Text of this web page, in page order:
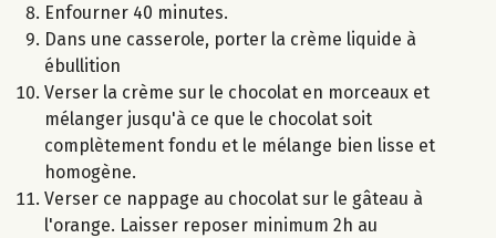
Enfourner 40 minutes.
Dans une casserole, porter la crème liquide à
ébullition
Verser la crème sur le chocolat en morceaux et
mélanger jusqu'à ce que le chocolat soit
complètement fondu et le mélange bien lisse et
homogène.
Verser ce nappage au chocolat sur le gâteau à
l'orange. Laisser reposer minimum 2h au